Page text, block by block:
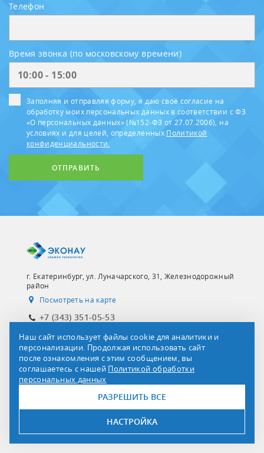
Телефон
Время звонка (по московскому времени)
Заполняя и отправляя форму, я даю своё согласие на
обработку моих персональных данных в соответствии с ФЗ
«О персональных данных» (№152-ФЗ от 27.07.2006), на
условиях и для целей, определенных Политикой
конфиденциальности.
ОТПРАВИТЬ
г. Екатеринбург, ул. Луначарского, 31, Железнодорожный
район
Посмотреть на карте
+7 (343) 351-05-53
otvet@ekonow.ru
пн-пт с 10:00 до 18:00 (8:00-16:00 по МСК)
Карта сайта
Наш сайт использует файлы cookie для аналитики и
персонализации. Продолжая использовать сайт
после ознакомления с этим сообщением, вы
соглашаетесь с нашей Политикой обработки
персональных данных
РАЗРЕШИТЬ ВСЕ
НАСТРОЙКА